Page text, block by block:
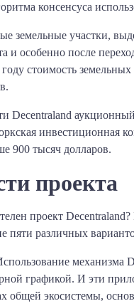
консенсуса
земельные участки,
и особенно после
стоимость
Decentraland
инвестиционная
900 тысяч долларов.
проекта
проект
пяти различных
механизма
графикой. И эти
общей экосистемы,